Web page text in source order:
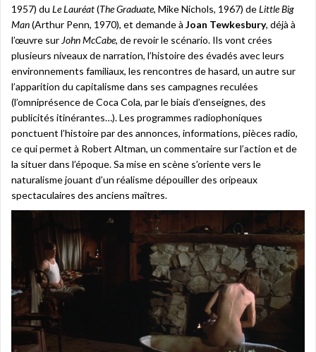
1957) du Le Lauréat(The Graduate, Mike Nichols, 1967) deLittle Big
Man(Arthur Penn, 1970), et demande à Joan Tewkesbury, déjà à
l’œuvre sur John McCabe, de revoir le scénario. Ils vont crées
plusieurs niveaux de narration, l’histoire des évadés avec leurs
environnements familiaux, les rencontres de hasard, un autre sur
l’apparition du capitalisme dans ses campagnes reculées
(l’omniprésence de Coca Cola, par le biais d’enseignes, des
publicités itinérantes…). Les programmes radiophoniques
ponctuent l’histoire par des annonces, informations, pièces radio,
ce qui permet à Robert Altman, un commentaire sur l’action et de
la situer dans l’époque. Sa mise en scène s’oriente vers le
naturalisme jouant d’un réalisme dépouiller des oripeaux
spectaculaires des anciens maîtres.